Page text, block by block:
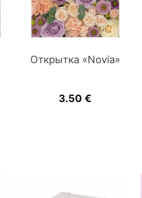
Открытка «Novia»
3.50€